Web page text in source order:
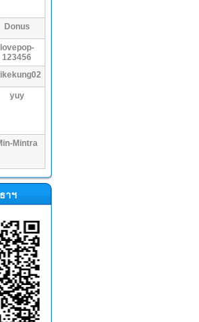
Donus
lovepop-
123456
yuy
Mintra
าฯ